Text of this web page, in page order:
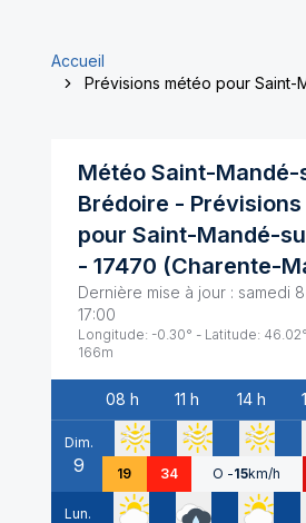
Accueil
Prévisions météo pour Saint-
Météo Saint-Mandé-
Brédoire -
pour Saint-Mandé-
- 17470 (Charente-
Dernière mise à jour : samedi
17:00
Longitude: -0.30° - Latitude: 46.02
166m
Date
08 h 11 h 14 h
Dim.
9 19 34 O -15km/h
Lun.